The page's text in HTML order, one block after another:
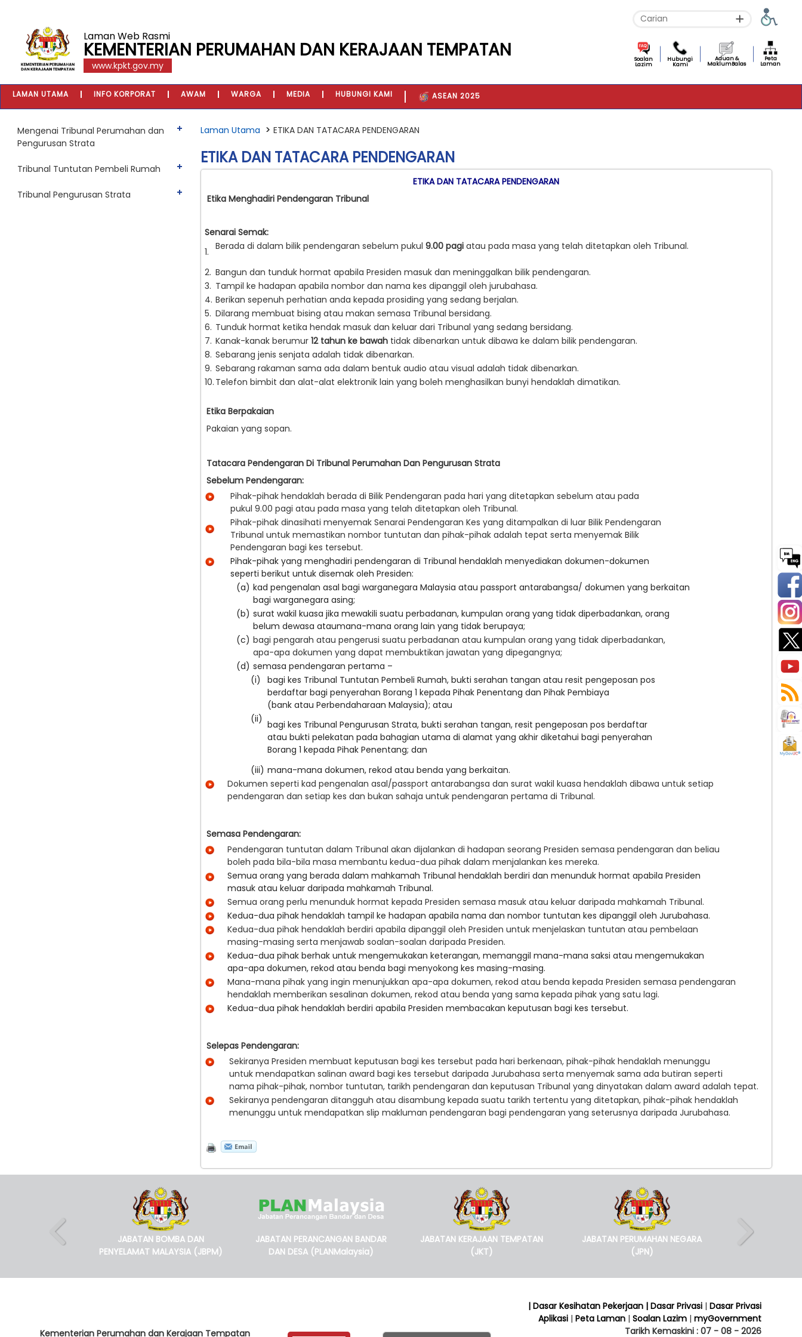
Laman Web Rasmi
KEMENTERIAN PERUMAHAN DAN KERAJAAN TEMPATAN
www.kpkt.gov.my
Soalan
Lazim
Hubungi
Kami
Aduan &
MaklumBalas
Peta
Laman
LAMAN UTAMA INFO KORPORAT AWAM WARGA MEDIA HUBUNGI KAMI ASEAN 2025
Mengenai Tribunal Perumahan dan
Pengurusan Strata
Tribunal Tuntutan Pembeli Rumah
Tribunal Pengurusan Strata
Laman Utama ETIKA DAN TATACARA PENDENGARAN
ETIKA DAN TATACARA PENDENGARAN
ETIKA DAN TATACARA PENDENGARAN
Etika Menghadiri Pendengaran Tribunal
Senarai Semak:
1. Berada di dalam bilik pendengaran sebelum pukul 9.00 pagi atau pada masa yang
2. Bangun dan tunduk hormat apabila Presiden masuk dan meninggalkan bilik pendengaran.
3. Tampil ke hadapan apabila nombor dan nama kes dipanggil oleh jurubahasa.
4. Berikan sepenuh perhatian anda kepada prosiding yang sedang berjalan.
5. Dilarang membuat bising atau makan semasa Tribunal bersidang.
6. Tunduk hormat ketika hendak masuk dan keluar dari Tribunal yang sedang bersidang.
7. Kanak-kanak berumur 12 tahun ke bawah tidak dibenarkan untuk dibawa ke dalam bilik pendengaran.
8. Sebarang jenis senjata adalah tidak dibenarkan.
9. Sebarang rakaman sama ada dalam bentuk audio atau visual adalah tidak dibenarkan.
10. Telefon bimbit dan alat-alat elektronik lain yang boleh menghasilkan bunyi hendaklah dimatikan.
Etika Berpakaian
Pakaian yang sopan.
Tatacara Pendengaran Di Tribunal Perumahan Dan Pengurusan Strata
Sebelum Pendengaran:
Pihak-pihak hendaklah berada di Bilik Pendengaran pada hari yang ditetapkan sebelum atau pada
pukul 9.00 pagi atau pada masa yang telah ditetapkan oleh Tribunal.
Pihak-pihak dinasihati menyemak Senarai Pendengaran Kes yang ditampalkan di luar Bilik Pendengaran
Tribunal untuk memastikan nombor tuntutan dan pihak-pihak adalah tepat serta menyemak Bilik
Pendengaran bagi kes tersebut.
Pihak-pihak yang menghadiri pendengaran di Tribunal hendaklah menyediakan dokumen-dokumen
seperti berikut untuk disemak oleh Presiden:
(a) kad pengenalan asal bagi warganegara Malaysia atau passport antarabangsa/ dokumen yang berkaitan
bagi warganegara asing;
(b) surat wakil kuasa jika mewakili suatu perbadanan, kumpulan orang yang tidak diperbadankan, orang
belum dewasa ataumana-mana orang lain yang tidak berupaya;
(c) bagi pengarah atau pengerusi suatu perbadanan atau kumpulan orang yang tidak diperbadankan,
apa-apa dokumen yang dapat membuktikan jawatan yang dipegangnya;
(d) semasa pendengaran pertama –
(i)
bagi kes Tribunal Tuntutan Pembeli Rumah, bukti serahan tangan atau resit pengeposan pos
berdaftar bagi penyerahan Borang 1 kepada Pihak Penentang dan Pihak Pembiaya
(bank atau Perbendaharaan Malaysia); atau
(ii) bagi kes Tribunal Pengurusan Strata, bukti serahan tangan, resit pengeposan pos berdaftar
atau bukti pelekatan pada bahagian utama di alamat yang akhir diketahui bagi penyerahan
Borang 1 kepada Pihak Penentang; dan
(iii) mana-mana dokumen, rekod atau benda yang berkaitan.
Dokumen seperti kad pengenalan asal/passport antarabangsa dan surat wakil kuasa hendaklah dibawa untuk setiap
pendengaran dan setiap kes dan bukan sahaja untuk pendengaran pertama di
Semasa Pendengaran:
Pendengaran tuntutan dalam Tribunal akan dijalankan di hadapan seorang Presiden semasa pendengaran dan beliau
boleh pada bila-bila masa membantu kedua-dua pihak dalam menjalankan
Semua orang yang berada dalam mahkamah Tribunal hendaklah berdiri dan menunduk hormat apabila Presiden
masuk atau keluar daripada mahkamah Tribunal.
Semua orang perlu menunduk hormat kepada Presiden semasa masuk atau keluar daripada mahkamah Tribunal.
Kedua-dua pihak hendaklah tampil ke hadapan apabila nama dan nombor tuntutan kes dipanggil oleh Jurubahasa.
Kedua-dua pihak hendaklah berdiri apabila dipanggil oleh Presiden untuk menjelaskan tuntutan atau pembelaan
masing-masing serta menjawab soalan-soalan daripada Presiden.
Kedua-dua pihak berhak untuk mengemukakan keterangan, memanggil mana-mana saksi atau mengemukakan
apa-apa dokumen, rekod atau benda bagi menyokong kes masing-masing.
Mana-mana pihak yang ingin menunjukkan apa-apa dokumen, rekod atau benda kepada Presiden semasa pendengaran
hendaklah memberikan sesalinan dokumen, rekod atau benda yang sama kepada pihak yang satu lagi.
Kedua-dua pihak hendaklah berdiri apabila Presiden membacakan keputusan bagi kes tersebut.
Selepas Pendengaran:
Sekiranya Presiden membuat keputusan bagi kes tersebut pada hari berkenaan, pihak-pihak hendaklah menunggu
untuk mendapatkan salinan award bagi kes tersebut daripada Jurubahasa serta menyemak sama ada butiran seperti
nama pihak-pihak, nombor tuntutan, tarikh pendengaran dan keputusan Tribunal yang
Sekiranya pendengaran ditangguh atau disambung kepada suatu tarikh tertentu yang ditetapkan, pihak-pihak hendaklah
menunggu untuk mendapatkan slip makluman pendengaran bagi pendengaran yang seterusnya daripada Jurubahasa.
JABATAN BOMBA DAN
PENYELAMAT MALAYSIA (JBPM)
JABATAN PERANCANGAN BANDAR
DAN DESA (PLANMalaysia)
JABATAN KERAJAAN TEMPATAN
(JKT)
JABATAN PERUMAHAN NEGARA
(JPN)
Kementerian Perumahan dan Kerajaan Tempatan
| Dasar Kesihatan Pekerjaan | Dasar Privasi |Dasar Privasi
Aplikasi |Peta Laman |Soalan Lazim |myGovernment
Tarikh Kemaskini :07 - 08 - 2026